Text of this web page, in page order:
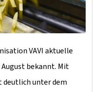
VAVI aktuelle
bekannt. Mit
deutlich unter dem